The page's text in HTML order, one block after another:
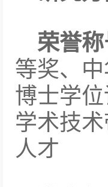
荣誉称
等奖、
博士学
学术技
人才